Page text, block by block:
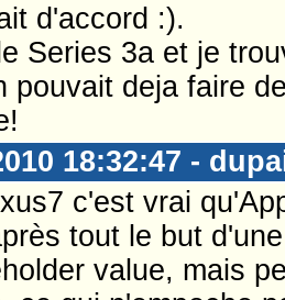
d'accord :).
Series 3a et je
pouvait deja faire
18:32:47 -
c'est vrai
tout le but
value, mais